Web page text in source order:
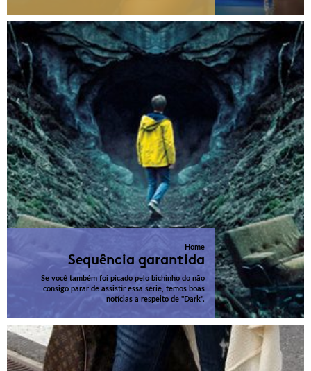
Home
Sequência garantida
Se você também foi picado pelo bichinho do não
consigo parar de assistir essa série, temos boas
notícias a respeito de "Dark".